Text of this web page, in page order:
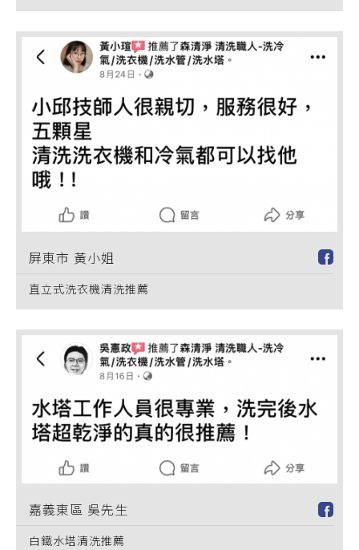
屏東市 黃小姐
直立式洗衣機清洗推薦
嘉義東區 吳先生
白鐵水塔清洗推薦